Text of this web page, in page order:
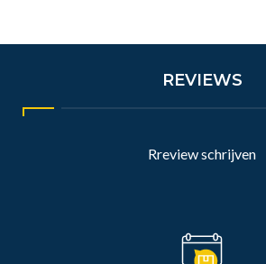
REVIEWS
Rreview schrijven